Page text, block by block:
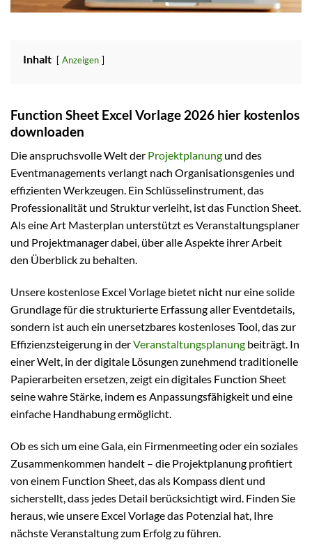
Inhalt Anzeigen
Function Sheet Excel Vorlage 2026 hier kostenlos
downloaden
Die anspruchsvolle Welt der Projektplanung und des
Eventmanagements verlangt nach Organisationsgenies und
effizienten Werkzeugen. Ein Schlüsselinstrument, das
Professionalität und Struktur verleiht, ist das Function Sheet.
Als eine Art Masterplan unterstützt es Veranstaltungsplaner
und Projektmanager dabei, über alle Aspekte ihrer Arbeit
den Überblick zu behalten.
Unsere kostenlose Excel Vorlage bietet nicht nur eine solide
Grundlage für die strukturierte Erfassung aller Eventdetails,
sondern ist auch ein unersetzbares kostenloses Tool, das zur
Effizienzsteigerung in derVeranstaltungsplanung beiträgt. In
einer Welt, in der digitale Lösungen zunehmend traditionelle
Papierarbeiten ersetzen, zeigt ein digitales Function Sheet
seine wahre Stärke, indem es Anpassungsfähigkeit und eine
einfache Handhabung ermöglicht.
Ob es sich um eine Gala, ein Firmenmeeting oder ein soziales
Zusammenkommen handelt – die Projektplanung profitiert
von einem Function Sheet, das als Kompass dient und
sicherstellt, dass jedes Detail berücksichtigt wird. Finden Sie
heraus, wie unsere Excel Vorlage das Potenzial hat, Ihre
nächste Veranstaltung zum Erfolg zu führen.